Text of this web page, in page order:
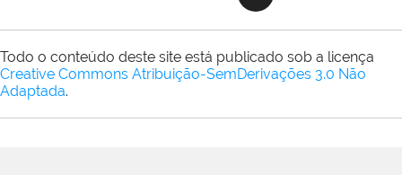
Todo o conteúdo deste site está publicado sob a licença
Creative Commons Atribuição-SemDerivações 3.0 Não
Adaptada.